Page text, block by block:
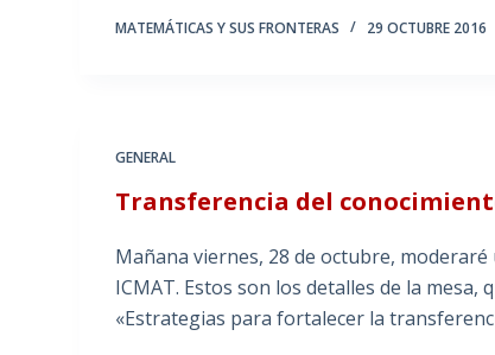
MATEMÁTICAS Y SUS FRONTERAS 29 OCTUBRE 2016
GENERAL
Transferencia del
Mañana viernes, 28 de octubre,
ICMAT. Estos son los detalles de la mesa,
«Estrategias para fortalecer la